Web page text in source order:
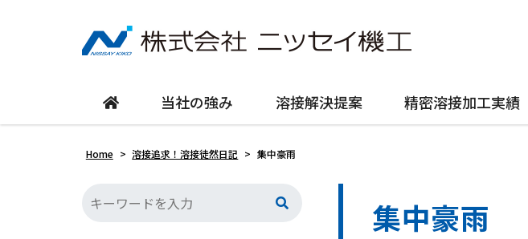
当社の強み 溶接解決提案 精密溶接加工実績
Home > 溶接追求！溶接徒然日記 > 集中豪雨
集中豪雨